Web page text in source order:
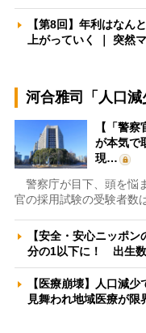
【第8回】年利はな
上がっていく ｜ 突然
河合雅司「人口減
【「警
が本気で
現…
警察庁が目下、頭を悩
官の採用試験の受験者数
【安全・安心ニッポ
分の1以下に！ 出生
【医療崩壊】人口減
見舞われ地域医療が